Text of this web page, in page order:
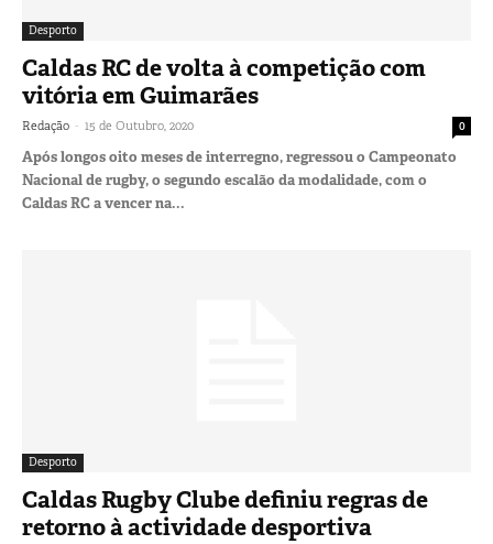
Desporto
Caldas RC de volta à competição com
vitória em Guimarães
Redação - 15 de Outubro, 2020 0
Após longos oito meses de interregno, regressou o Campeonato
Nacional de rugby, o segundo escalão da modalidade, com o
Caldas RC a vencer na...
Desporto
Caldas Rugby Clube definiu regras de
retorno à actividade desportiva